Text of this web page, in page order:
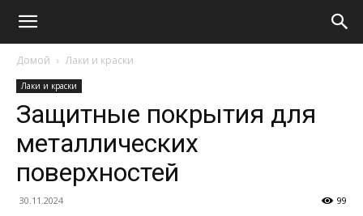
Домой Лаки и краски
Лаки и краски
Защитные покрытия для
металлических
поверхностей
30.11.2024 99